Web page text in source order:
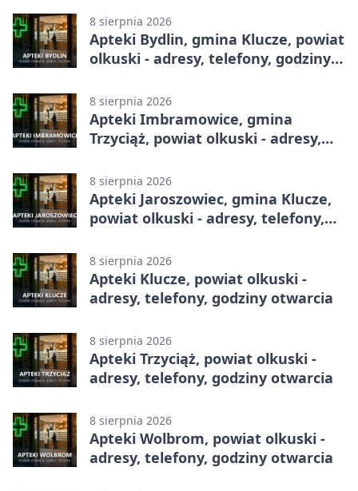
8 sierpnia 2026
Apteki Bydlin, gmina Klucze, powiat
olkuski - adresy, telefony, godziny
8 sierpnia 2026
Apteki Imbramowice, gmina
Trzyciąż, powiat olkuski - adresy,
8 sierpnia 2026
Apteki Jaroszowiec, gmina Klucze,
powiat olkuski - adresy, telefony,
8 sierpnia 2026
Apteki Klucze, powiat olkuski -
adresy, telefony, godziny otwarcia
8 sierpnia 2026
Apteki Trzyciąż, powiat olkuski -
adresy, telefony, godziny otwarcia
8 sierpnia 2026
Apteki Wolbrom, powiat olkuski -
adresy, telefony, godziny otwarcia